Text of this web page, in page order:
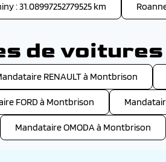
: 31.08997252779525 km
de
RENAULT à Montbrison
FORD à Montbrison
Mandataire OMODA à Montbrison